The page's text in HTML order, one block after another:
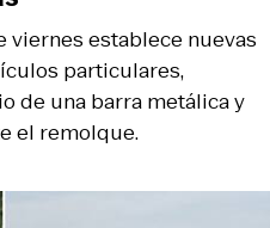
viernes establece nuevas
particulares,
de una barra metálica y
el remolque.